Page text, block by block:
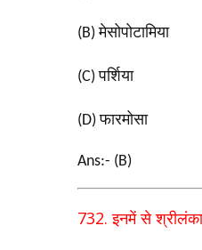
(B)मेसोपोटामिया
(C)पर्शिया
(D)फारमोसा
Ans:- (B)
732.इनमें से